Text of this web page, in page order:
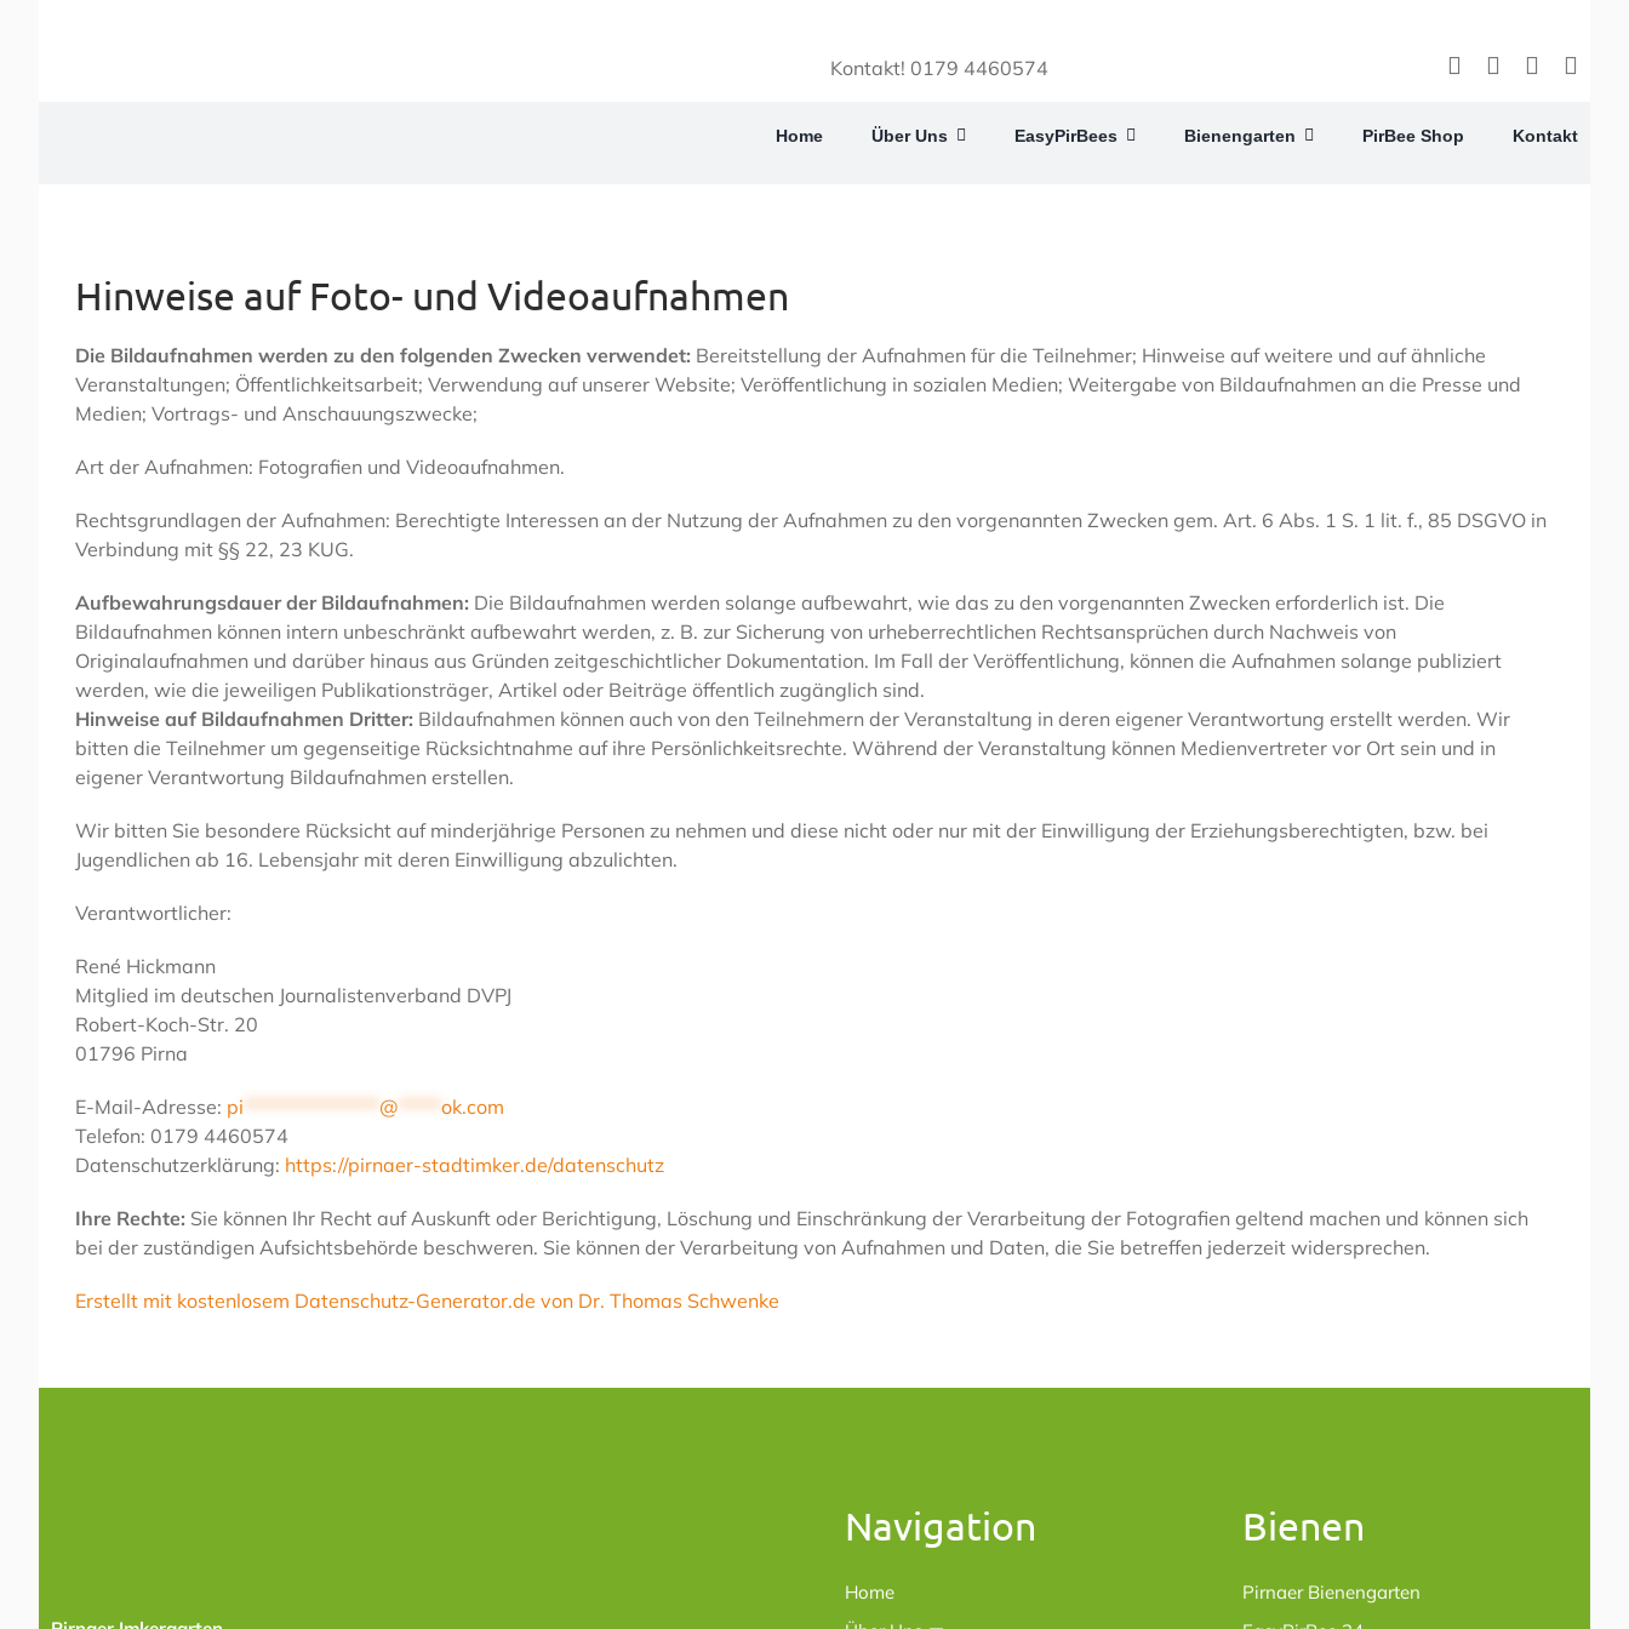
Kontakt! 0179 4460574
Home Über Uns EasyPirBees Bienengarten PirBee Shop Kontakt
Hinweise auf Foto- und Videoaufnahmen
Die Bildaufnahmen werden zu den folgenden Zwecken verwendet: Bereitstellung der Aufnahmen für die Teilnehmer; Hinweise auf weitere und auf ähnliche
Veranstaltungen; Öffentlichkeitsarbeit; Verwendung auf unserer Website; Veröffentlichung in sozialen Medien; Weitergabe von Bildaufnahmen an die Presse und
Medien; Vortrags- und Anschauungszwecke;
Art der Aufnahmen: Fotografien und Videoaufnahmen.
Rechtsgrundlagen der Aufnahmen: Berechtigte Interessen an der Nutzung der Aufnahmen zu den vorgenannten Zwecken gem. Art. 6 Abs. 1 S. 1 lit. f., 85 DSGVO in
Verbindung mit §§ 22, 23 KUG.
Aufbewahrungsdauer der Bildaufnahmen: Die Bildaufnahmen werden solange aufbewahrt, wie das zu den vorgenannten Zwecken erforderlich ist. Die
Bildaufnahmen können intern unbeschränkt aufbewahrt werden, z. B. zur Sicherung von urheberrechtlichen Rechtsansprüchen durch Nachweis von
Originalaufnahmen und darüber hinaus aus Gründen zeitgeschichtlicher Dokumentation. Im Fall der Veröffentlichung, können die Aufnahmen solange publiziert
werden, wie die jeweiligen Publikationsträger, Artikel oder Beiträge öffentlich zugänglich sind.
Hinweise auf Bildaufnahmen Dritter: Bildaufnahmen können auch von den Teilnehmern der Veranstaltung in deren eigener Verantwortung erstellt werden. Wir
bitten die Teilnehmer um gegenseitige Rücksichtnahme auf ihre Persönlichkeitsrechte. Während der Veranstaltung können Medienvertreter vor Ort sein und in
eigener Verantwortung Bildaufnahmen erstellen.
Wir bitten Sie besondere Rücksicht auf minderjährige Personen zu nehmen und diese nicht oder nur mit der Einwilligung der Erziehungsberechtigten, bzw. bei
Jugendlichen ab 16. Lebensjahr mit deren Einwilligung abzulichten.
Verantwortlicher:
René Hickmann
Mitglied im deutschen Journalistenverband DVPJ
Robert-Koch-Str. 20
01796 Pirna
E-Mail-Adresse: pi **************** @ ***** ok.com
Telefon: 0179 4460574
Datenschutzerklärung: https://pirnaer-stadtimker.de/datenschutz
Ihre Rechte: Sie können Ihr Recht auf Auskunft oder Berichtigung, Löschung und Einschränkung der Verarbeitung der Fotografien geltend machen und können sich
bei der zuständigen Aufsichtsbehörde beschweren. Sie können der Verarbeitung von Aufnahmen und Daten, die Sie betreffen jederzeit widersprechen.
Erstellt mit kostenlosem Datenschutz-Generator.de von Dr. Thomas Schwenke
Navigation
Home
Bienen
Pirnaer Bienengarten